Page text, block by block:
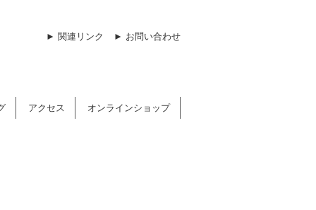
► 関連リンク ► お問い合わせ
アクセス オンラインショップ